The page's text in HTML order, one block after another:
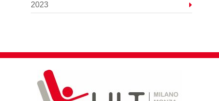
2023